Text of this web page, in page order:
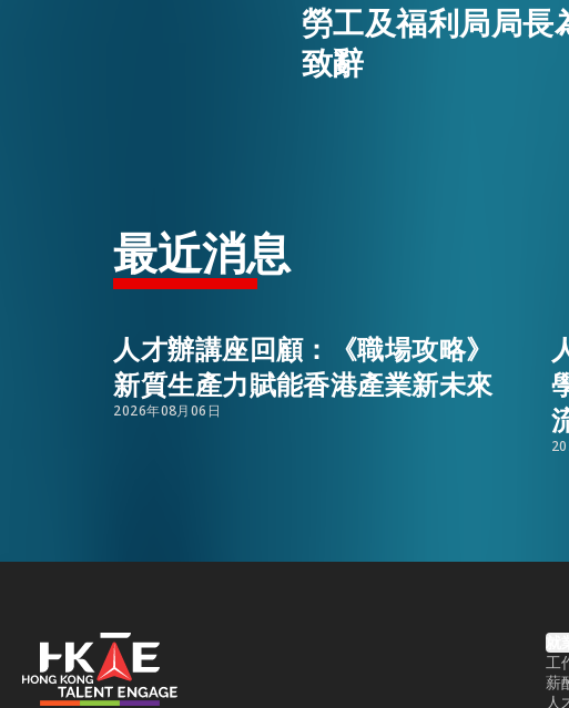
勞工及福利局局長
致辭
最近消息
人才辦講座回顧：《職場攻略》
新質生產力賦能香港產業新未來
2026年08月06日
就
工
薪
人